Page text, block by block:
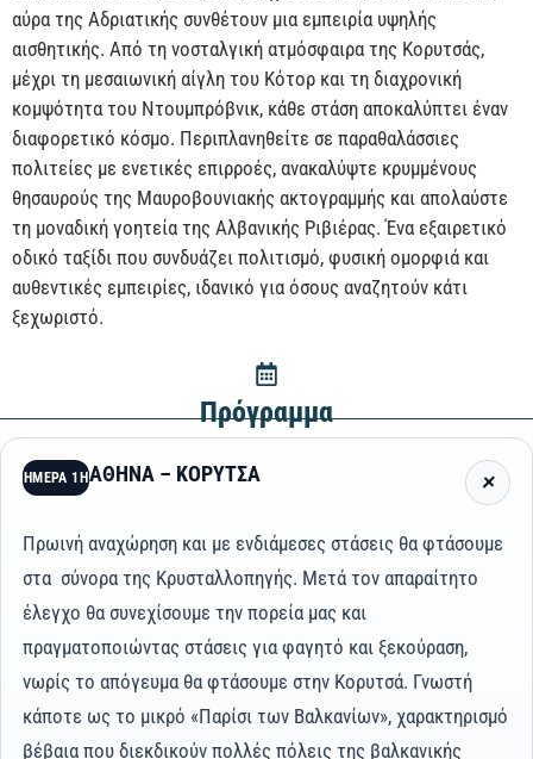
αύρα της Αδριατικής συνθέτουν μια εμπειρία υψηλής
αισθητικής. Από τη νοσταλγική ατμόσφαιρα της Κορυτσάς,
μέχρι τη μεσαιωνική αίγλη του Κότορ και τη διαχρονική
κομψότητα του Ντουμπρόβνικ, κάθε στάση αποκαλύπτει έναν
διαφορετικό κόσμο. Περιπλανηθείτε σε παραθαλάσσιες
πολιτείες με ενετικές επιρροές, ανακαλύψτε κρυμμένους
θησαυρούς της Μαυροβουνιακής ακτογραμμής και απολαύστε
τη μοναδική γοητεία της Αλβανικής Ριβιέρας. Ένα εξαιρετικό
οδικό ταξίδι που συνδυάζει πολιτισμό, φυσική ομορφιά και
αυθεντικές εμπειρίες, ιδανικό για όσους αναζητούν κάτι
ξεχωριστό.
Πρόγραμμα
ΗΜΈΡΑ 1ΗΑΘΗΝΑ – ΚΟΡΥΤΣΑ
Πρωινή αναχώρηση και με ενδιάμεσες στάσεις θα φτάσουμε
στα σύνορα της Κρυσταλλοπηγής. Μετά τον απαραίτητο
έλεγχο θα συνεχίσουμε την πορεία μας και
πραγματοποιώντας στάσεις για φαγητό και ξεκούραση,
νωρίς το απόγευμα θα φτάσουμε στην Κορυτσά. Γνωστή
κάποτε ως το μικρό «Παρίσι των Βαλκανίων», χαρακτηρισμό
βέβαια που διεκδικούν πολλές πόλεις της βαλκανικής